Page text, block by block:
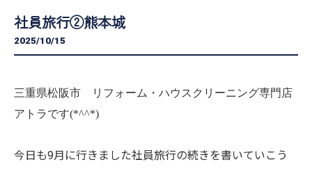
社員旅行②熊本城
2025/10/15
三重県松阪市 リフォーム・ハウスクリーニング専門店
アトラです(*^^*)
今日も9月に行きました社員旅行の続きを書いていこう